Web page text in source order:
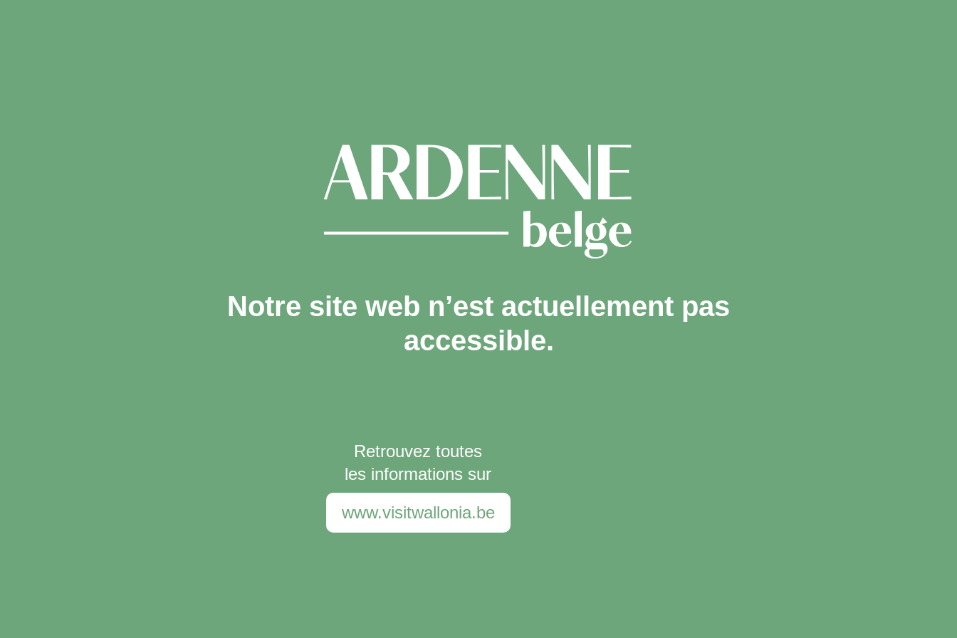
Notre site web n’est actuellement pas
accessible.
Retrouvez toutes
les informations sur
www.visitwallonia.be